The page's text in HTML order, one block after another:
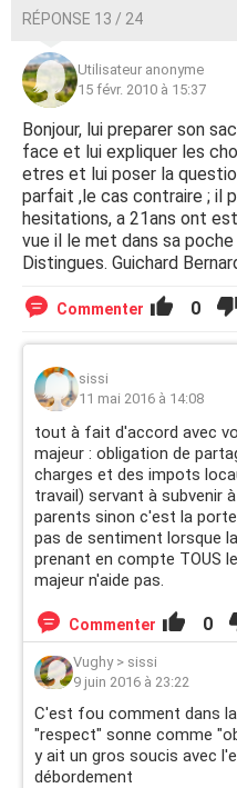
RÉPONSE 13 / 24
Utilisateur anonyme
15 févr. 2010 à 15:37
Bonjour, lui preparer son
face et lui expliquer les
etres et lui poser la
parfait ,le cas contraire ; il
hesitations, a 21ans ont
vue il le met dans sa
Distingues. Guichard
Commenter 0
sissi
11 mai 2016 à 14:08
tout à fait d'accord avec
majeur : obligation de
charges et des impots
travail) servant à subvenir
parents sinon c'est la
pas de sentiment lorsque
prenant en compte TOUS
majeur n'aide pas.
Commenter 0
Vughy> sissi
9 juin 2016 à 23:22
C'est fou comment dans
"respect" sonne comme
y ait un gros soucis avec
débordement